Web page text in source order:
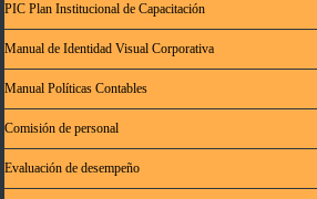
PIC Plan Institucional de Capacitación
Manual de Identidad Visual Corporativa
Manual Políticas Contables
Comisión de personal
Evaluación de desempeño